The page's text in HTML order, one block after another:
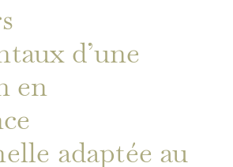
d’une
en
adaptée au